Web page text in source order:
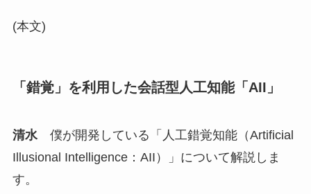
(本文)
「錯覚」を利用した会話型人工知能「AII」
清水僕が開発している「人工錯覚知能（Artificial
Illusional Intelligence：AII）」について解説しま
す。